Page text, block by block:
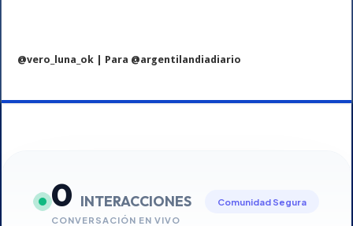
@vero_luna_ok | Para @argentilandiadiario
0 INTERACCIONES
CONVERSACIÓN EN VIVO
Comunidad Segura